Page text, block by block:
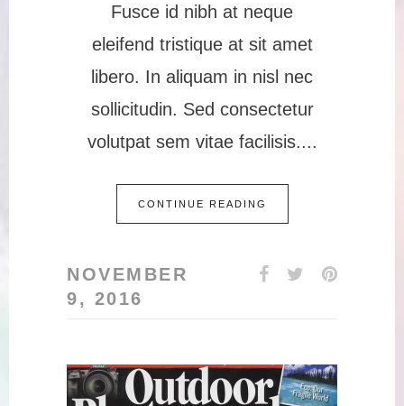
Fusce id nibh at neque
eleifend tristique at sit amet
libero. In aliquam in nisl nec
sollicitudin. Sed consectetur
volutpat sem vitae facilisis.
CONTINUE READING
NOVEMBER
9, 2016